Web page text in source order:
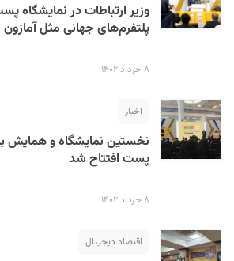
وزیر ارتباطات در
پلتفرم‌های جهانی مثل آمازون
۸ خرداد ۱۴۰۲
اخبار
نخستین نمایشگاه و همایش
پست افتتاح شد
۸ خرداد ۱۴۰۲
اقتصاد دیجیتال